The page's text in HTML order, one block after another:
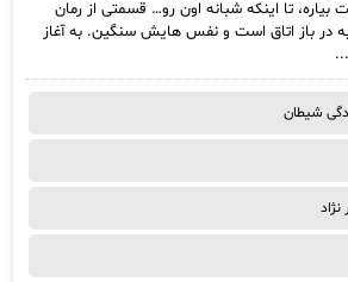
تا اینکه شبانه اون‌ رو… قسمتی از رمان
در باز اتاق است و نفس هایش سنگین. به آغاز
شیطان